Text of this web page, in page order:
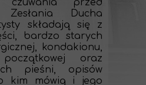
przed
Zesłania Ducha
składają się z
bardzo starych
kondakionu,
oraz
pieśni, opisów
kim mówią i jego